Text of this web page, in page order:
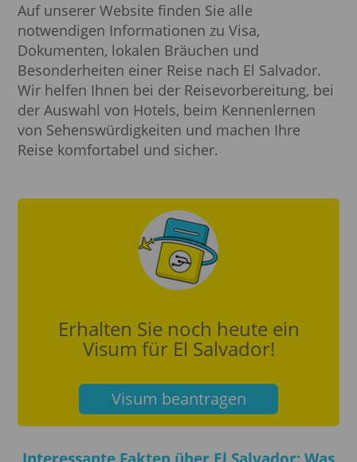
Auf unserer Website finden Sie alle
notwendigen Informationen zu Visa,
Dokumenten, lokalen Bräuchen und
Besonderheiten einer Reise nach El Salvador.
Wir helfen Ihnen bei der Reisevorbereitung, bei
der Auswahl von Hotels, beim Kennenlernen
von Sehenswürdigkeiten und machen Ihre
Reise komfortabel und sicher.
Erhalten Sie noch heute ein
Visum für El Salvador!
Visum beantragen